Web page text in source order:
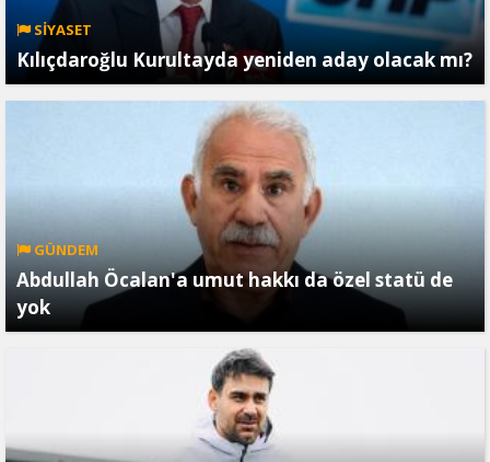
SİYASET
Kılıçdaroğlu Kurultayda yeniden aday olacak mı?
GÜNDEM
Abdullah Öcalan'a umut hakkı da özel statü de
yok